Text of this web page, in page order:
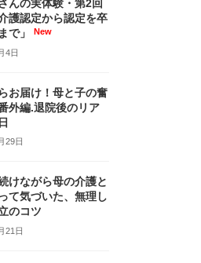
んの実体験・第2回
護認定から認定を卒
で」
4日
お届け！母と子の奮
外編.退院後のリア
29日
けながら母の介護と
て気づいた、無理し
のコツ
21日